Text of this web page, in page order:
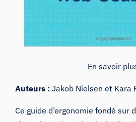
En savoir
Auteurs : Jakob Nielsen et Kara
Ce guide d’ergonomie fondé sur